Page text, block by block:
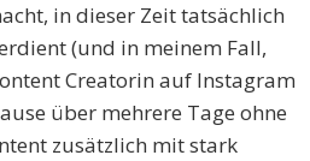
in dieser Zeit tatsächlich
(und in meinem Fall,
Creatorin auf Instagram
über mehrere Tage ohne
zusätzlich mit stark